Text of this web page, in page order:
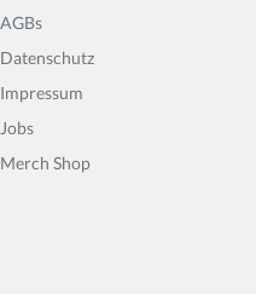
AGBs
Datenschutz
Impressum
Jobs
Merch Shop